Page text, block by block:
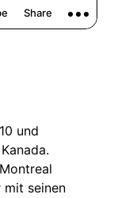
und
mit seinen